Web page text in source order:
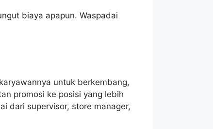
biaya apapun. Waspadai
untuk berkembang,
promosi ke posisi yang lebih
dari supervisor, store manager,